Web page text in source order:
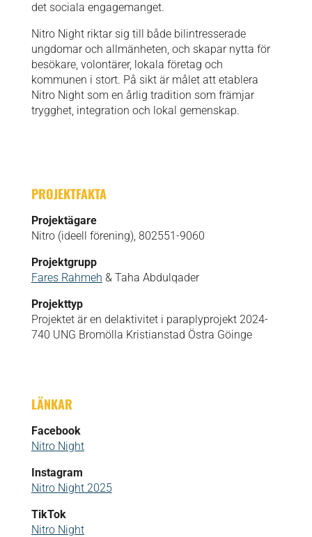
det sociala engagemanget.
Nitro Night riktar sig till både bilintresserade
ungdomar och allmänheten, och skapar nytta för
besökare, volontärer, lokala företag och
kommunen i stort. På sikt är målet att etablera
Nitro Night som en årlig tradition som främjar
trygghet, integration och lokal gemenskap.
PROJEKTFAKTA
Projektägare
Nitro (ideell förening), 802551-9060
Projektgrupp
Fares Rahmeh & Taha Abdulqader
Projekttyp
Projektet är en delaktivitet i paraplyprojekt 2024-
740 UNG Bromölla Kristianstad Östra Göinge
LÄNKAR
Facebook
Nitro Night
Instagram
Nitro Night 2025
TikTok
Nitro Night